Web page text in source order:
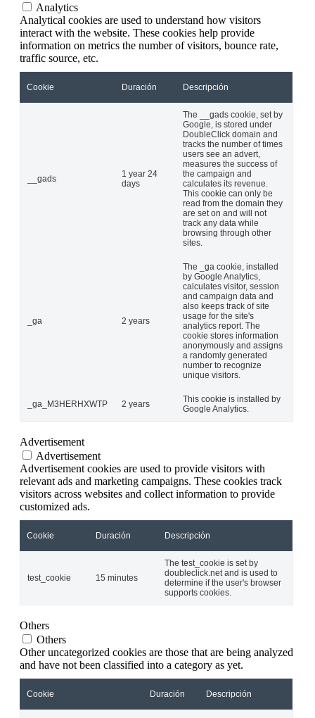
Analytics
Analytical cookies are used to understand how visitors
interact with the website. These cookies help provide
information on metrics the number of visitors, bounce rate,
traffic source, etc.
Cookie Duración Descripción
__gads
1 year 24
days
The __gads cookie, set by
Google, is stored under
DoubleClick domain and
tracks the number of times
users see an advert,
measures the success of
the campaign and
calculates its revenue.
This cookie can only be
read from the domain they
are set on and will not
track any data while
browsing through other
sites.
_ga 2 years
The _ga cookie, installed
by Google Analytics,
calculates visitor, session
and campaign data and
also keeps track of site
usage for the site's
analytics report. The
cookie stores information
anonymously and assigns
a randomly generated
number to recognize
unique visitors.
_ga_M3HERHXWTP 2 years
This cookie is installed by
Google Analytics.
Advertisement
Advertisement
Advertisement cookies are used to provide visitors with
relevant ads and marketing campaigns. These cookies track
visitors across websites and collect information to provide
customized ads.
Cookie Duración Descripción
test_cookie 15 minutes
The test_cookie is set by
doubleclick.net and is used to
determine if the user's browser
supports cookies.
Others
Others
Other uncategorized cookies are those that are being analyzed
and have not been classified into a category as yet.
Cookie Duración Descripción